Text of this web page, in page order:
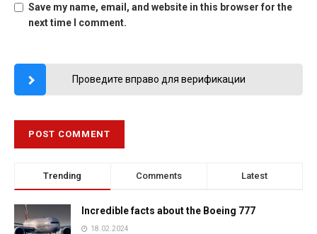
Save my name, email, and website in this browser for the
next time I comment.
Проведите вправо для верификации
Trending Comments Latest
Incredible facts about the Boeing 777
18.02.2024